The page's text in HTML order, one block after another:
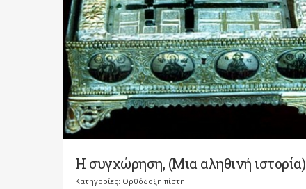
Η συγχώρηση, (Μια αληθινή ιστορία)
Κατηγορίες: Ορθόδοξη πίστη